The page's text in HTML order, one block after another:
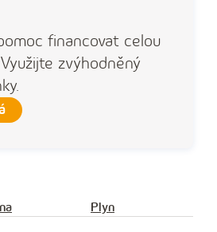
financovat celou
zvýhodněný
Plyn